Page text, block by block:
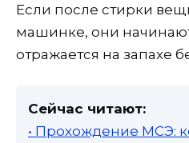
Если после стирки
машинке, они
отражается на запахе
Сейчас читают:
• Прохождение МСЭ: